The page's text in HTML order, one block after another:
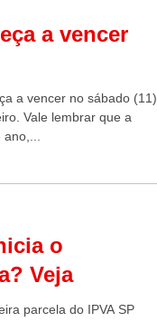
a vencer
a vencer no sábado (11),
Vale lembrar que a
o
Veja
parcela do IPVA SP